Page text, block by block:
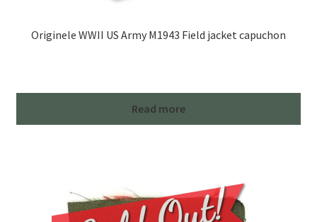
Originele WWII US Army M1943 Field jacket capuchon
Read more